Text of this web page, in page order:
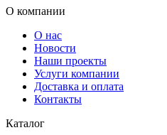
О компании
О нас
Новости
Наши проекты
Услуги компании
Доставка и оплата
Контакты
Каталог